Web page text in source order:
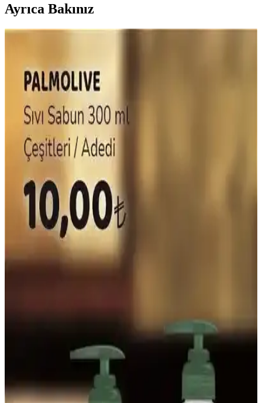
Ayrıca Bakınız
Sağlıklı çikolata seçiminde içerik, kakao oranı ve organik sertifika
önemli. Bu rehberde, sağlıklı çikolata özellikleri ve dikkat edilmesi
gerekenler detaylandırılıyor.
Otat Tereyağı Nedir, Özellikleri, Kullanım Alanları
ve Tüketici Yorumları
Otat tereyağı, doğal içerikleri ve yoğun aromasıyla öne çıkan
bu ürün, kahvaltı ve yemeklerde kullanılır, tüketici yorumları ise
memnuniyet ve fiyat endişelerini yansıtır.
Natürel Kakao Tozu: Sağlıklı ve Katkısız Kakao
Aromasıyla Lezzetli Tarifler
Natürel kakao tozu, katkısız ve doğal yapısıyla sağlıklı yaşamı
destekler, çeşitli tariflerde kullanılabilir, antioksidan içeriğiyle sağlığa
Tavuk kelebek, tavuk göğsünün ikiye bölünerek hazırlanan ürün
olup, fiyatlar kalite ve bölgeye göre değişir. Tüketicilere tazelik ve
düzgün kesim önemli ipuçları sunar.
Sazak Zeytinyağı: Doğal ve Geleneksel Üretimle
Sağlıklı Lezzet Kaynağı